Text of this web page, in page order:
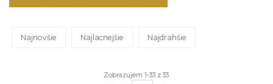
Najnovšie Najlacnejšie Najdrahšie
Zobrazujem 1-33 z 33